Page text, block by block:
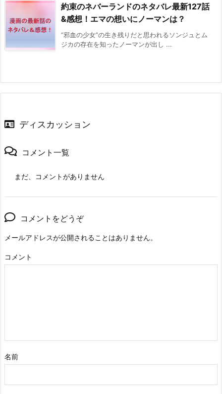
約束のネバーランドのネタバレ最新127話
&感想！エマの想いにノーマンは？
“邪血の少女”の生き残りだと思われるソンジュとム
ジカの存在を知ったノーマンが出し ...
ディスカッション
コメント一覧
まだ、コメントがありません
コメントをどうぞ
メールアドレスが公開されることはありません。
コメント
名前